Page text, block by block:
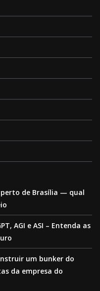
perto de Brasília — qual
AGI e ASI – Entenda as
um bunker do
da empresa do